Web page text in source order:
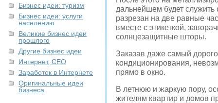
Бизнес идеи: туризм
Бизнес идеи: услуги
населению
Великие бизнес идеи
прошлого
Другие бизнес идеи
Интернет, СЕО
Заработок в Интернете
Оригинальные идеи
бизнеса
дальнейшем будет служить
разрезан на две равные
вместе с этикеткой,
солнцезащитные шторы.
Заказав даже самый
кондиционирования,
прямо в окно.
В летнюю и жаркую пору,
жителям квартир и домов